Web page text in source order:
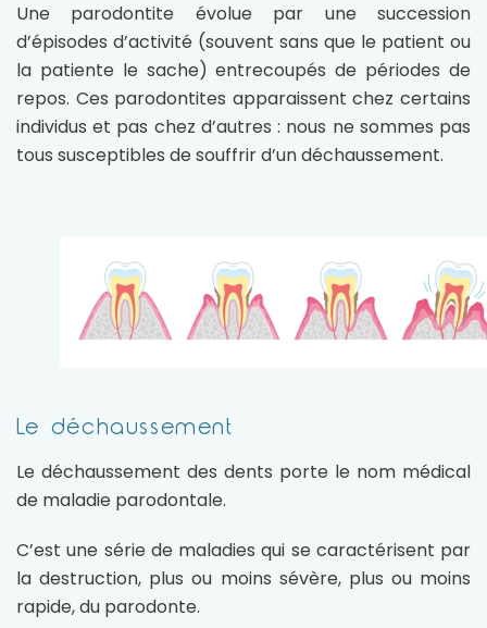
Une parodontite évolue par une succession
d’épisodes d’activité (souvent sans que le patient ou
la patiente le sache) entrecoupés de périodes de
repos. Ces parodontites apparaissent chez certains
individus et pas chez d’autres : nous ne sommes pas
tous susceptibles de souffrir d’un déchaussement.
Le déchaussement
Le déchaussement des dents porte le nom médical
de maladie parodontale.
C’est une série de maladies qui se caractérisent par
la destruction, plus ou moins sévère, plus ou moins
rapide, du parodonte.